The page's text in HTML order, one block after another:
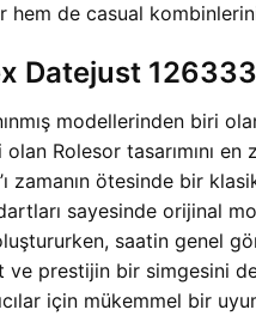
de casual
Datejust
modellerinden biri
olan Rolesor tasarımını
zamanın ötesinde bir
sayesinde orijinal
saatin genel
ve prestijin bir simgesini
için mükemmel bir